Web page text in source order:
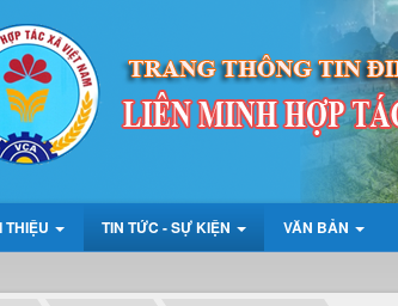
THIỆU TIN TỨC - SỰ KIỆN VĂN BẢN